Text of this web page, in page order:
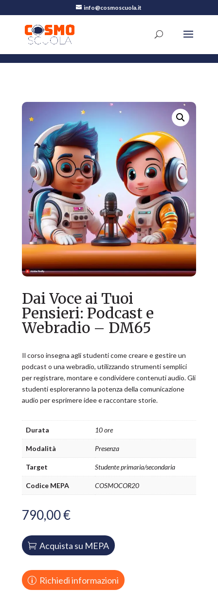
info@cosmoscuola.it
Dai Voce ai Tuoi
Pensieri: Podcast e
Webradio – DM65
Il corso insegna agli studenti come creare e gestire un
podcast o una webradio, utilizzando strumenti semplici
per registrare, montare e condividere contenuti audio. Gli
studenti esploreranno la potenza della comunicazione
audio per esprimere idee e raccontare storie.
Durata 10 ore
Modalità Presenza
Target Studente primaria/secondaria
Codice MEPA COSMOCOR20
790,00€
Acquista su MEPA
Richiedi informazioni